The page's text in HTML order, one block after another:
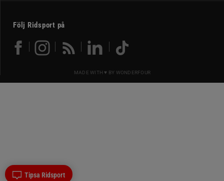
Tipsa Ridsport
Följ Ridsport på
MADE WITH ♥ BY WONDERFOUR